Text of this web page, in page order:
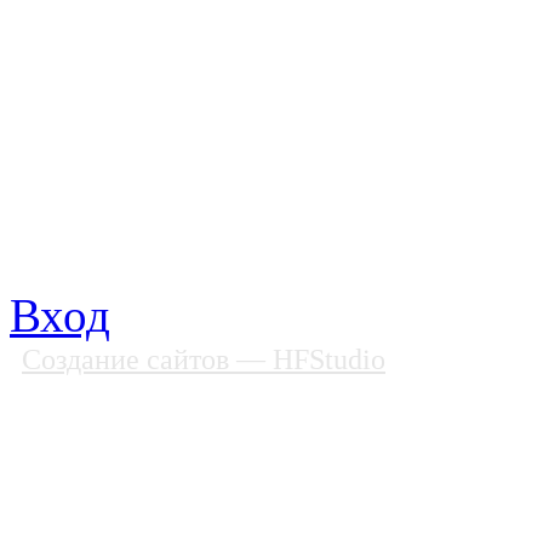
Вход
Создание сайтов — HFStudio